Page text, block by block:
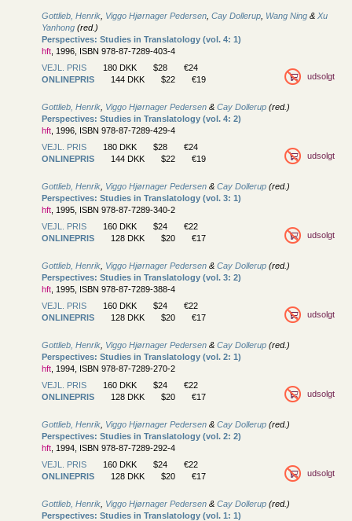
Gottlieb, Henrik Viggo Hjørnager Pedersen Cay Dollerup Wang Ning & Xu
Yanhong (red.)
Perspectives: Studies in Translatology (vol. 4: 1)
hft , 1996, ISBN 978-87-7289-403-4
VEJL. PRIS
180 DKK $28
€24
ONLINEPRIS
144 DKK $22 €19 udsolgt
Gottlieb, Henrik Viggo Hjørnager Pedersen & Cay Dollerup (red.)
Perspectives: Studies in Translatology (vol. 4: 2)
hft , 1996, ISBN 978-87-7289-429-4
VEJL. PRIS
180 DKK $28
€24
ONLINEPRIS
144 DKK $22 €19 udsolgt
Gottlieb, Henrik Viggo Hjørnager Pedersen & Cay Dollerup (red.)
Perspectives: Studies in Translatology (vol. 3: 1)
hft , 1995, ISBN 978-87-7289-340-2
VEJL. PRIS
160 DKK $24
€22
ONLINEPRIS
128 DKK $20 €17 udsolgt
Gottlieb, Henrik Viggo Hjørnager Pedersen & Cay Dollerup (red.)
Perspectives: Studies in Translatology (vol. 3: 2)
hft , 1995, ISBN 978-87-7289-388-4
VEJL. PRIS
160 DKK $24
€22
ONLINEPRIS
128 DKK $20 €17 udsolgt
Gottlieb, Henrik Viggo Hjørnager Pedersen & Cay Dollerup (red.)
Perspectives: Studies in Translatology (vol. 2: 1)
hft , 1994, ISBN 978-87-7289-270-2
VEJL. PRIS
160 DKK $24
€22
ONLINEPRIS
128 DKK $20 €17 udsolgt
Gottlieb, Henrik Viggo Hjørnager Pedersen & Cay Dollerup (red.)
Perspectives: Studies in Translatology (vol. 2: 2)
hft , 1994, ISBN 978-87-7289-292-4
VEJL. PRIS
160 DKK $24
€22
ONLINEPRIS
128 DKK $20 €17 udsolgt
Gottlieb, Henrik Viggo Hjørnager Pedersen & Cay Dollerup (red.)
Perspectives: Studies in Translatology (vol. 1: 1)